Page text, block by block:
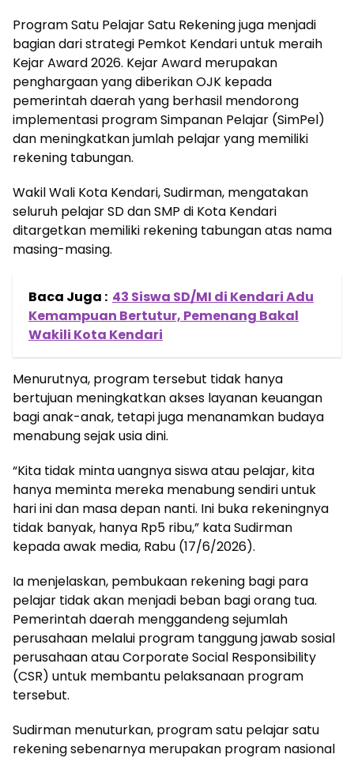
Program Satu Pelajar Satu Rekening juga menjadi
bagian dari strategi Pemkot Kendari untuk meraih
Kejar Award 2026. Kejar Award merupakan
penghargaan yang diberikan OJK kepada
pemerintah daerah yang berhasil mendorong
implementasi program Simpanan Pelajar (SimPel)
dan meningkatkan jumlah pelajar yang memiliki
rekening tabungan.
Wakil Wali Kota Kendari, Sudirman, mengatakan
seluruh pelajar SD dan SMP di Kota Kendari
ditargetkan memiliki rekening tabungan atas nama
masing-masing.
Baca Juga : 43 Siswa SD/MI di Kendari Adu
Kemampuan Bertutur, Pemenang Bakal
Wakili Kota Kendari
Menurutnya, program tersebut tidak hanya
bertujuan meningkatkan akses layanan keuangan
bagi anak-anak, tetapi juga menanamkan budaya
menabung sejak usia dini.
“Kita tidak minta uangnya siswa atau pelajar, kita
hanya meminta mereka menabung sendiri untuk
hari ini dan masa depan nanti. Ini buka rekeningnya
tidak banyak, hanya Rp5 ribu,” kata Sudirman
kepada awak media, Rabu (17/6/2026).
Ia menjelaskan, pembukaan rekening bagi para
pelajar tidak akan menjadi beban bagi orang tua.
Pemerintah daerah menggandeng sejumlah
perusahaan melalui program tanggung jawab sosial
perusahaan atau Corporate Social Responsibility
(CSR) untuk membantu pelaksanaan program
tersebut.
Sudirman menuturkan, program satu pelajar satu
rekening sebenarnya merupakan program nasional